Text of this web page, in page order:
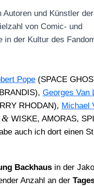
Autoren und Künst­ler der
von Comic- und
in der Kul­tur des
Pope (SPACE
Geor­ges Van
RHODAN), Micha­el
& WISKE, AMORAS,
auch ich dort einen
Back­haus in der
Anzahl an der